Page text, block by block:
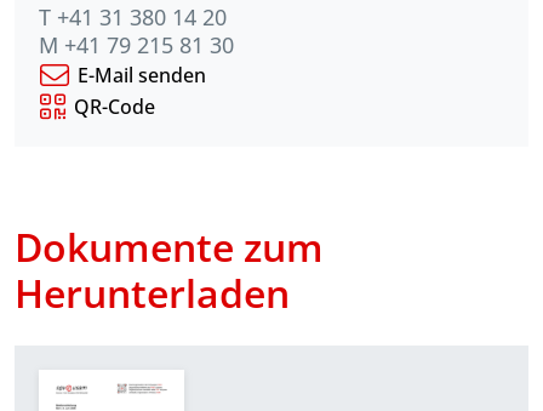
T +41 31 380 14 20
M +41 79 215 81 30
E-Mail senden
QR-Code
Dokumente zum
Herunterladen